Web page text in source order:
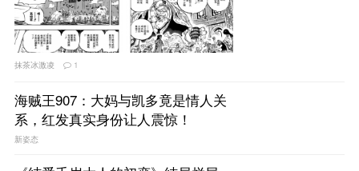
抹茶冰激凌 1
海贼王907：大妈与凯多竟是情人关
系，红发真实身份让人震惊！
新姿态